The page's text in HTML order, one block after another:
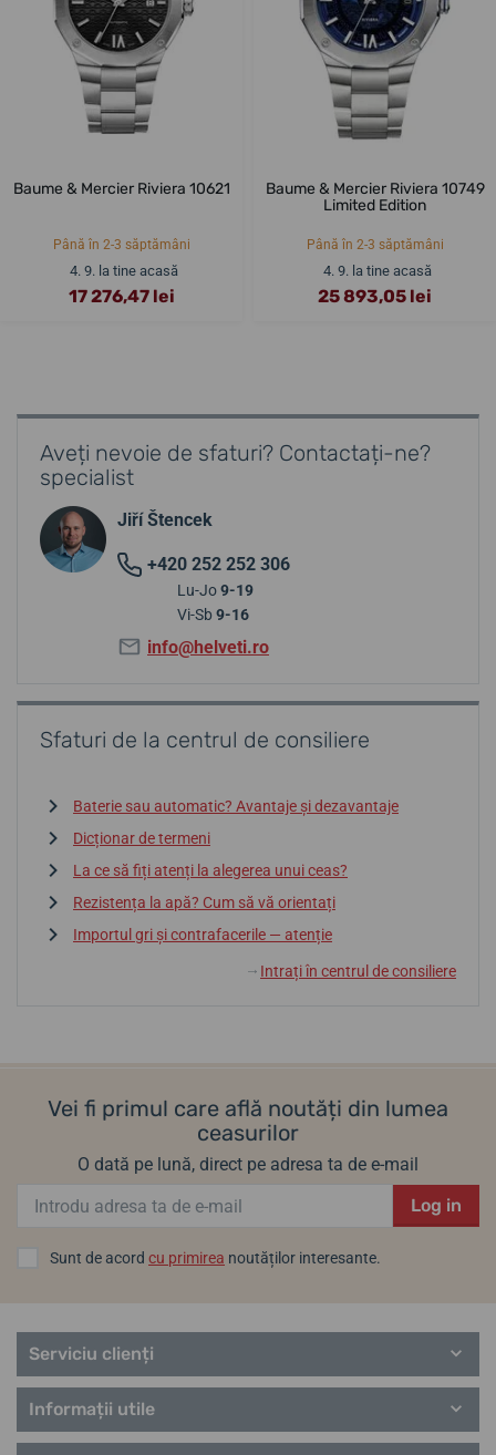
Baume & Mercier Riviera 10621
Până în 2-3 săptămâni
4. 9. la tine acasă
17 276,47 lei
Baume & Mercier Riviera 10749
Limited Edition
Până în 2-3 săptămâni
4. 9. la tine acasă
25 893,05 lei
Aveți nevoie de sfaturi? Contactați-ne?
specialist
Jiří Štencek
+420 252 252 306
Lu-Jo9-19
Vi-Sb 9-16
info@helveti.ro
Sfaturi de la centrul de consiliere
Baterie sau automatic? Avantaje și dezavantaje
Dicționar de termeni
La ce să fiți atenți la alegerea unui ceas?
Rezistența la apă? Cum să vă orientați
Importul gri și contrafacerile — atenție
↓ Intrați în centrul de consiliere
Vei fi primul care află noutăți din lumea
ceasurilor
O dată pe lună, direct pe adresa ta de e-mail
Log in
Sunt de acord cu primirea noutăților interesante.
Serviciu clienți
Informații utile